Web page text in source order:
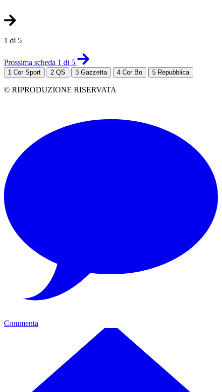
1 di 5
Prossima scheda 1 di 5
1 Cor Sport 2 QS 3 Gazzetta 4 Cor Bo 5 Repubblica
© RIPRODUZIONE RISERVATA
Commenta